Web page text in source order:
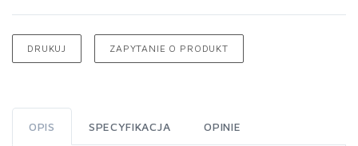
DRUKUJ ZAPYTANIE O PRODUKT
OPIS SPECYFIKACJA OPINIE